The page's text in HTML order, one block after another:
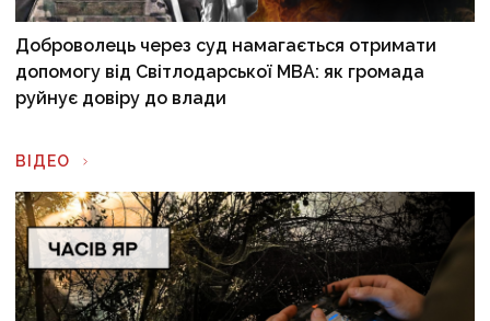
Доброволець через суд намагається отримати
допомогу від Світлодарської МВА: як громада
руйнує довіру до влади
ВІДЕО